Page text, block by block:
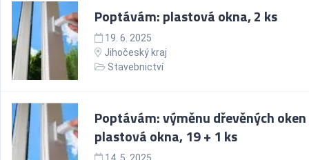
Poptávám: plastová okna, 2 ks
19. 6. 2025
Jihočeský kraj
Stavebnictví
Poptávám: výměnu dřevěných
plastová okna, 19 + 1 ks